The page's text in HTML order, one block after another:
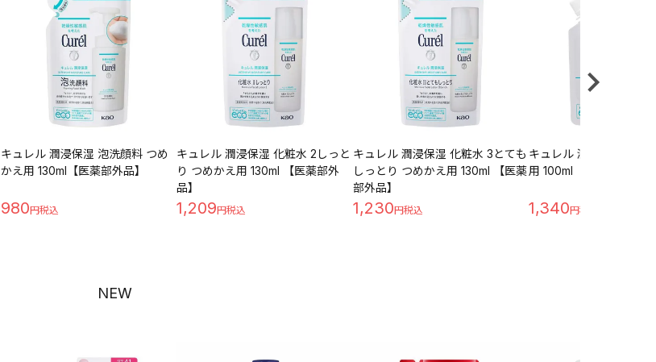
キュレル 潤浸保湿 泡洗顔料 つめ
かえ用 130ml【医薬部外品】
980
キュレル 潤浸保湿 化粧水 2しっと
り つめかえ用 130ml 【医薬部外
品】
1,209
キュレル 潤浸保湿 化粧水 3とても
しっとり つめかえ用 130ml 【医薬
部外品】
1,230
キュレル 潤浸保湿 乳液
用 100ml 【医薬部外品】
1,340
NEW